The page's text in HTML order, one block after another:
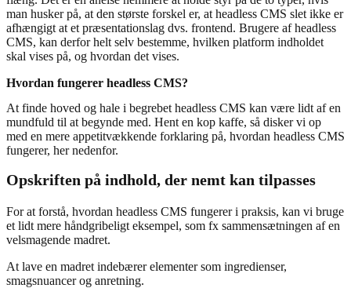
man husker på, at den største forskel er, at headless CMS slet ikke er
afhængigt at et præsentationslag dvs. frontend. Brugere af headless
CMS, kan derfor helt selv bestemme, hvilken platform indholdet
skal vises på, og hvordan det vises.
Hvordan fungerer headless CMS?
At finde hoved og hale i begrebet headless CMS kan være lidt af en
mundfuld til at begynde med. Hent en kop kaffe, så disker vi op
med en mere appetitvækkende forklaring på, hvordan headless CMS
fungerer, her nedenfor.
Opskriften på indhold, der nemt kan tilpasses
For at forstå, hvordan headless CMS fungerer i praksis, kan vi bruge
et lidt mere håndgribeligt eksempel, som fx sammensætningen af en
velsmagende madret.
At lave en madret indebærer elementer som ingredienser,
smagsnuancer og anretning.